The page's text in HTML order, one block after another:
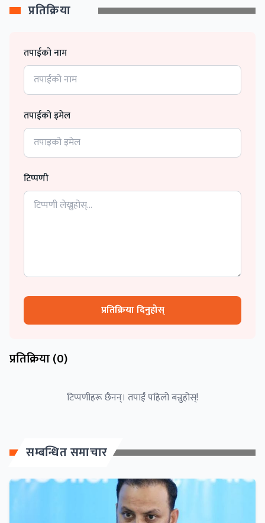
प्रतिक्रिया
तपाईको नाम
तपाईको इमेल
टिप्पणी
प्रतिक्रिया दिनुहोस्
प्रतिक्रिया (0)
टिप्पणीहरू छैनन्। तपाईं पहिलो बन्नुहोस्!
सम्बन्धित समाचार